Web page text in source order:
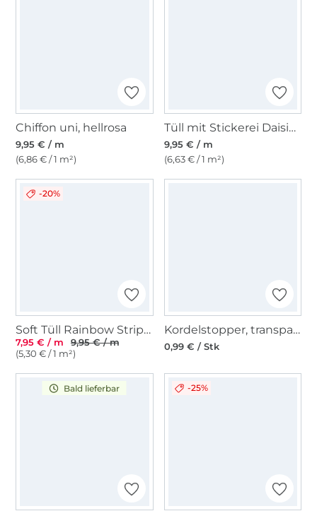
Chiffon uni, hellrosa
9,95 € / m
(6,86 € / 1 m²)
Tüll mit Stickerei Daisies, pink
9,95 € / m
(6,63 € / 1 m²)
-20%
Soft Tüll Rainbow Stripes, multicolor
7,95 € / m
9,95 € / m
(5,30 € / 1 m²)
Kordelstopper, transparent 15 mm
0,99 € / Stk
Bald lieferbar -25%